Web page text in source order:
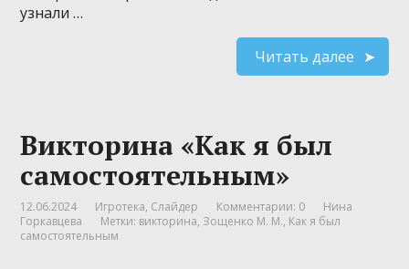
узнали …
Читать далее
Викторина «Как я был
самостоятельным»
12.06.2024 Игротека, Слайдер Комментарии: 0
Нина
Горкавцева
Метки: викторина, Зощенко М. М., Как я был
самостоятельным